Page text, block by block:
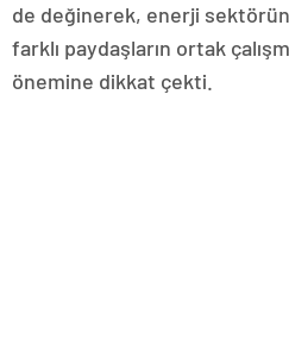
de değinerek, enerji
farklı paydaşların ortak
önemine dikkat çekti.